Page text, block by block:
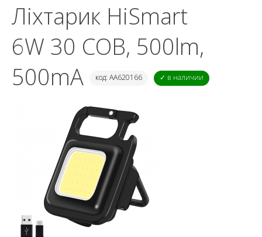
Ліхтарик HiSmart
6W 30 COB, 500lm,
500mA
код: AA620166 ✓ в наличии